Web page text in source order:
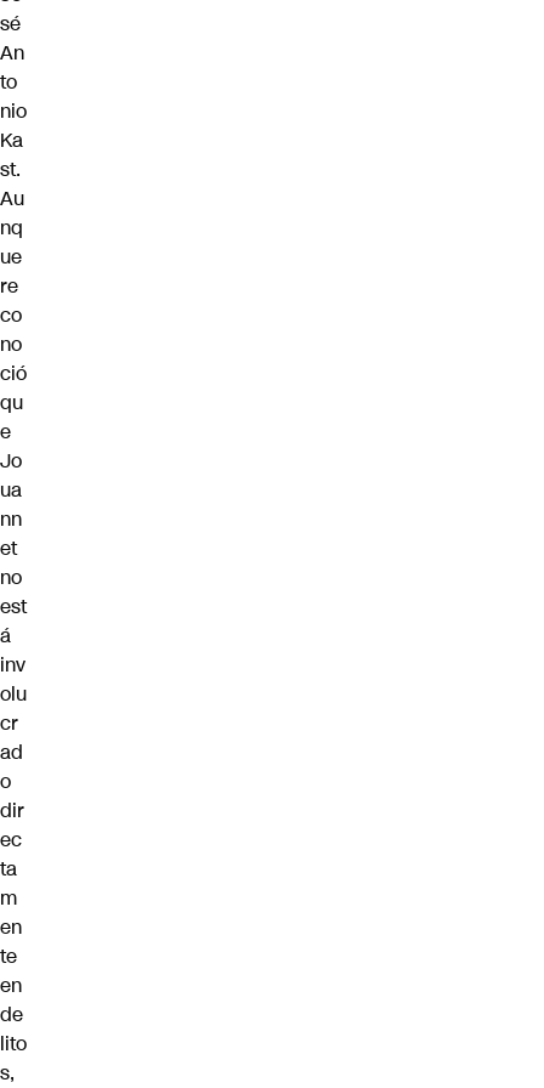
sé
An
to
nio
Ka
st.
Au
nq
ue
re
co
no
ció
qu
e
Jo
ua
nn
et
no
est
á
inv
olu
cr
ad
o
dir
ec
ta
m
en
te
en
de
lito
s,